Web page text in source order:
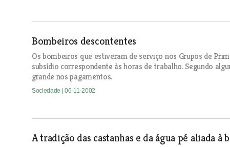
Bombeiros descontentes
Os bombeiros que estiveram de serviço nos Grupos de
subsídio correspondente às horas de trabalho. Segundo
grande nos pagamentos.
Sociedade | 06-11-2002
A tradição das castanhas e da água pé aliada à